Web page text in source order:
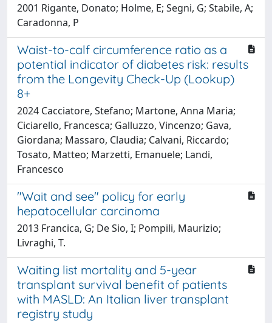
2001 Rigante, Donato; Holme, E; Segni, G; Stabile, A;
Caradonna, P
Waist-to-calf circumference ratio as a
potential indicator of diabetes risk: results
from the Longevity Check-Up (Lookup)
8+
2024 Cacciatore, Stefano; Martone, Anna Maria;
Ciciarello, Francesca; Galluzzo, Vincenzo; Gava,
Giordana; Massaro, Claudia; Calvani, Riccardo;
Tosato, Matteo; Marzetti, Emanuele; Landi,
Francesco
"Wait and see" policy for early
hepatocellular carcinoma
2013 Francica, G; De Sio, I; Pompili, Maurizio;
Livraghi, T.
Waiting list mortality and 5-year
transplant survival benefit of patients
with MASLD: An Italian liver transplant
registry study